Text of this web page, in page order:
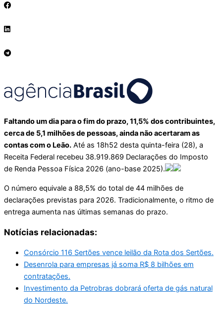
Faltando um dia para o fim do prazo, 11,5% dos contribuintes,
cerca de 5,1 milhões de pessoas, ainda não acertaram as
contas com o Leão. Até as 18h52 desta quinta-feira (28), a
Receita Federal recebeu 38.919.869 Declarações do Imposto
de Renda Pessoa Física 2026 (ano-base 2025).
O número equivale a 88,5% do total de 44 milhões de
declarações previstas para 2026. Tradicionalmente, o ritmo de
entrega aumenta nas últimas semanas do prazo.
Notícias relacionadas:
Consórcio 116 Sertões vence leilão da Rota dos Sertões.
Desenrola para empresas já soma R$ 8 bilhões em
contratações.
Investimento da Petrobras dobrará oferta de gás natural
do Nordeste.